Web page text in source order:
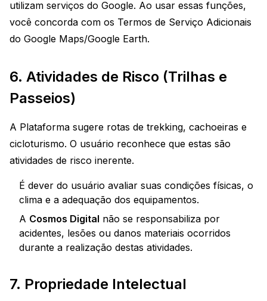
utilizam serviços do Google. Ao usar essas funções,
você concorda com os Termos de Serviço Adicionais
do Google Maps/Google Earth.
6. Atividades de Risco (Trilhas e
Passeios)
A Plataforma sugere rotas de trekking, cachoeiras e
cicloturismo. O usuário reconhece que estas são
atividades de risco inerente.
É dever do usuário avaliar suas condições físicas, o
clima e a adequação dos equipamentos.
A Cosmos Digital não se responsabiliza por
acidentes, lesões ou danos materiais ocorridos
durante a realização destas atividades.
7. Propriedade Intelectual